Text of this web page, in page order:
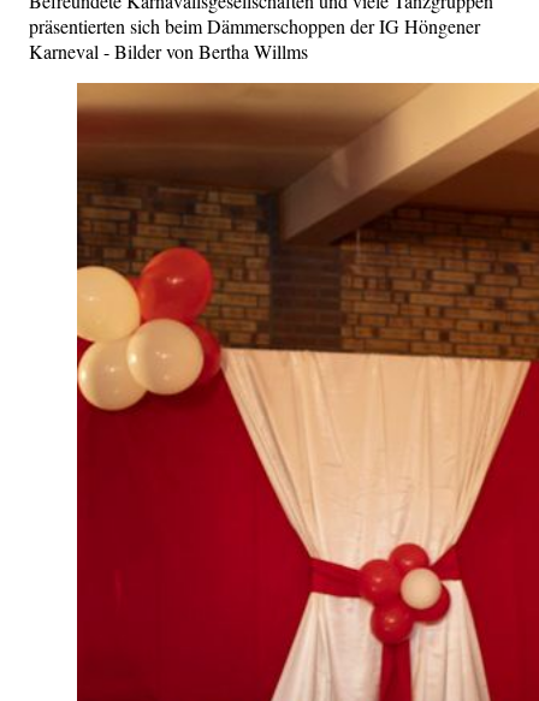
präsentierten sich beim Dämmerschoppen der IG Höngener
Karneval - Bilder von Bertha Willms